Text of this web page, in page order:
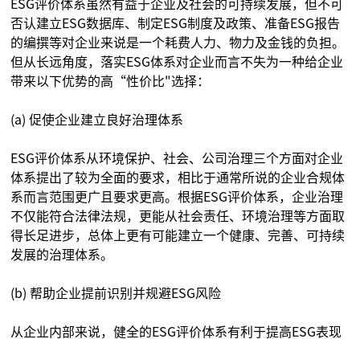
ESG评价体系虽然有益于企业及社会的可持续发展，但不可
否认建立ESG数据库、制定ESG制度及政策、准备ESG报告
的编撰等对企业来说是一个耗费人力、物力及金钱的负担。
但从长远角度，落实ESG体系对企业而言不失为一种给企业
带来以下优势的高“性价比"选择：
(a) 促使企业建立良好治理体系
ESG评价体系从环境保护、社会、公司治理三个方面对企业
体系提出了较为全面的要求，相比于通常所说的企业合规体
系而言范围更广且要求更高。根据ESG评价体系，企业治理
不仅能符合法律法规，更能从社会责任、环境治理等方面取
得长足进步，总体上更有可能建立一个健康、完善、可持续
发展的治理体系。
(b) 帮助企业提前识别并规避ESG风险
从企业内部来说，健全的ESG评价体系有利于提高ESG表现